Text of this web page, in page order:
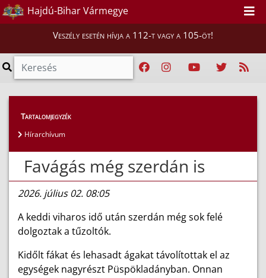
Hajdú-Bihar Vármegye
Veszély esetén hívja a 112-t vagy a 105-öt!
Híreink > Hírek
Tartalomjegyzék
Hírarchívum
Favágás még szerdán is
2026. július 02. 08:05
A keddi viharos idő után szerdán még sok felé
dolgoztak a tűzoltók.
Kidőlt fákat és lehasadt ágakat távolítottak el az
egységek nagyrészt Püspökladányban. Onnan